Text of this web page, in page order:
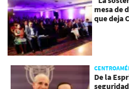
mesa de
que deja
De la